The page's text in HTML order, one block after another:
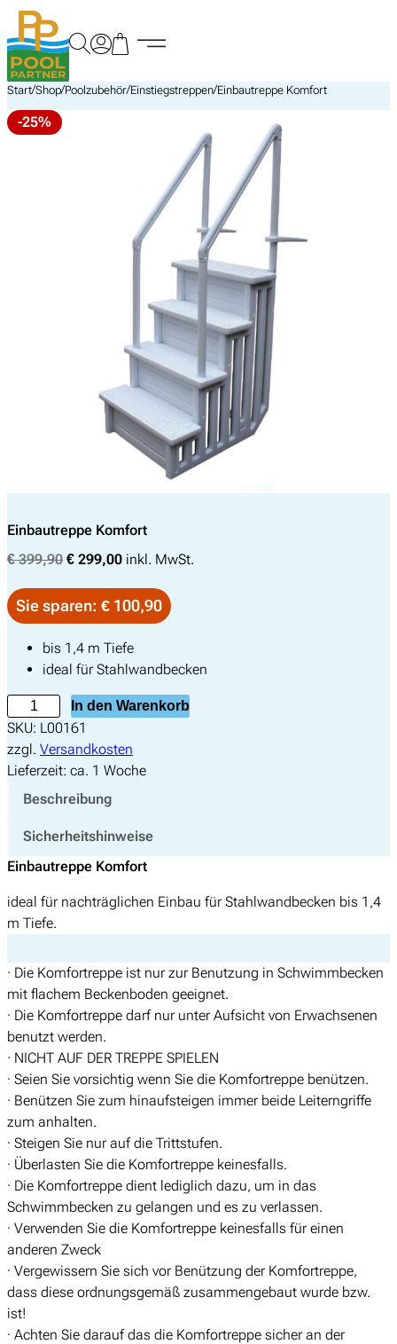
Zum
Inhalt
springen
Start/Shop/Poolzubehör/Einstiegstreppen/Einbautreppe Komfort
-25%
Einbautreppe Komfort
€399,90 U
s
p
r
ü
g
l
i
c
h
r
P
r
e
w
r
€
3
,
9
€ 299,00A
t
u
e
l
e
P
r
s
i
t
0
inkl. MwSt.
Sie sparen: € 100,90
bis 1,4 m Tiefe
ideal für Stahlwandbecken
i
n
b
r
e
p
p
e
K
m
o
M
e
In den Warenkorb
SKU: L00161
zzgl. Versandkosten
Lieferzeit: ca. 1 Woche
Beschreibung
Sicherheitshinweise
Einbautreppe Komfort
ideal für nachträglichen Einbau für Stahlwandbecken bis 1,4
m Tiefe.
· Die Komfortreppe ist nur zur Benutzung in Schwimmbecken
mit flachem Beckenboden geeignet.
· Die Komfortreppe darf nur unter Aufsicht von Erwachsenen
benutzt werden.
· NICHT AUF DER TREPPE SPIELEN
· Seien Sie vorsichtig wenn Sie die Komfortreppe benützen.
· Benützen Sie zum hinaufsteigen immer beide Leiterngriffe
zum anhalten.
· Steigen Sie nur auf die Trittstufen.
· Überlasten Sie die Komfortreppe keinesfalls.
· Die Komfortreppe dient lediglich dazu, um in das
Schwimmbecken zu gelangen und es zu verlassen.
· Verwenden Sie die Komfortreppe keinesfalls für einen
anderen Zweck
· Vergewissern Sie sich vor Benützung der Komfortreppe,
dass diese ordnungsgemäß zusammengebaut wurde bzw.
ist!
· Achten Sie darauf das die Komfortreppe sicher an der